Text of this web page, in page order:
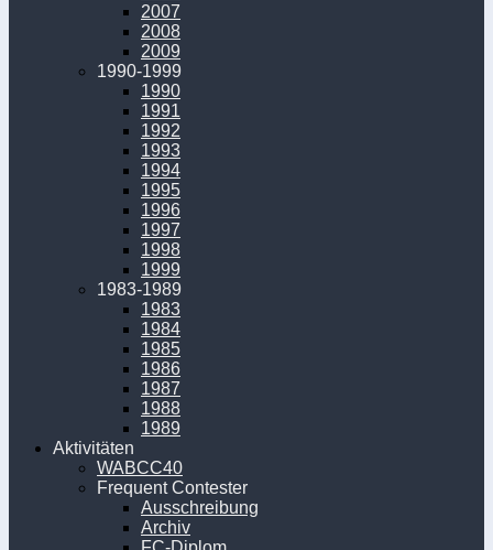
2007
2008
2009
1990-1999
1990
1991
1992
1993
1994
1995
1996
1997
1998
1999
1983-1989
1983
1984
1985
1986
1987
1988
1989
Aktivitäten
WABCC40
Frequent Contester
Ausschreibung
Archiv